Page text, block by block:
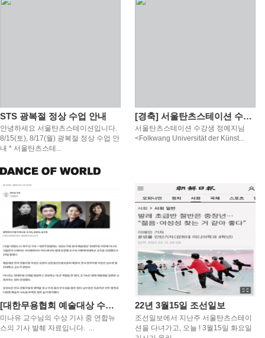
STS 광복절 정상 수업 안내
안녕하세요 서울탄츠스테이션입니다.
8/15(토), 8/17(월) 광복절 정상 수업 안
내 * 서울탄츠스테...
[경축] 서울탄츠스테이션 수강생 정예지님 독일 폴크방 대학원 합격
서울탄츠스테이션 수강생 정예지님
<Folkwang Universität der Künst...
[대한무용협회 예술대상 수상 - 미나유교수님]/ 24년 1월 19일 연합뉴스 발췌
미나유 교수님의 수상 기사 중 연합뉴
스의 기사 발췌 자료입니다. ​ ...
22년 3월15일 조선일보
조선일보에서 지난주 서울탄츠스테이
션을 다녀가고, 오늘 ! 3월15일 화요일